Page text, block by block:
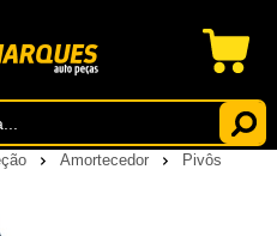
Amortecedor Pivôs